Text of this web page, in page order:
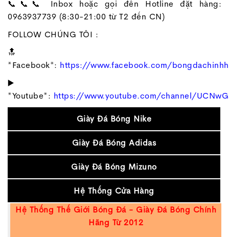
📞📞📞 Inbox hoặc gọi đến Hotline đặt hàng:
0963937739 (8:30-21:00 từ T2 đến CN)
FOLLOW CHÚNG TÔI :
🔝
*Facebook*: https://www.facebook.com/
▶️
*Youtube*: https://www.youtube.com/channel/
Giày Đá Bóng Nike
Giày Đá Bóng Adidas
Giày Đá Bóng Mizuno
Hệ Thống Cửa Hàng
Hệ Thống Thế Giới Bóng Đá - Giày Đá Bóng Chính
Hãng Từ 2012